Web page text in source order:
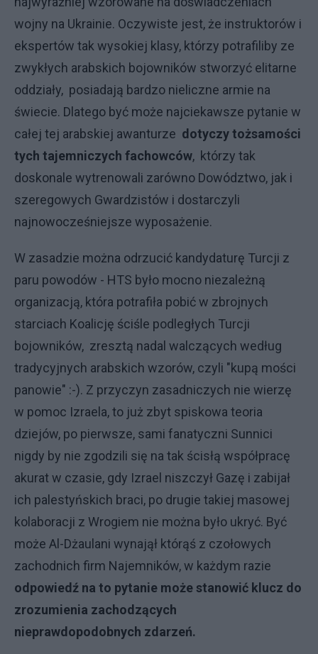
wojny na Ukrainie. Oczywiste jest, że instruktorów i
ekspertów tak wysokiej klasy, którzy potrafiliby ze
zwykłych arabskich bojowników stworzyć elitarne
oddziały, posiadają bardzo nieliczne armie na
świecie. Dlatego być może najciekawsze pytanie w
całej tej arabskiej awanturze dotyczy tożsamości
tych tajemniczych fachowców, którzy tak
doskonale wytrenowali zarówno Dowództwo, jak i
szeregowych Gwardzistów i dostarczyli
najnowocześniejsze wyposażenie.
W zasadzie można odrzucić kandydaturę Turcji z
paru powodów - HTS było mocno niezależną
organizacją, która potrafiła pobić w zbrojnych
starciach Koalicję ściśle podległych Turcji
bojowników, zresztą nadal walczących według
tradycyjnych arabskich wzorów, czyli "kupą mości
panowie" :-). Z przyczyn zasadniczych nie wierzę
w pomoc Izraela, to już zbyt spiskowa teoria
dziejów, po pierwsze, sami fanatyczni Sunnici
nigdy by nie zgodzili się na tak ścisłą współpracę
akurat w czasie, gdy Izrael niszczył Gazę i zabijał
ich palestyńskich braci, po drugie takiej masowej
kolaboracji z Wrogiem nie można było ukryć. Być
może Al-Dżaulani wynajął którąś z czołowych
zachodnich firm Najemników, w każdym razie
odpowiedź na to pytanie może stanowić klucz do
zrozumienia zachodzących
nieprawdopodobnych zdarzeń.